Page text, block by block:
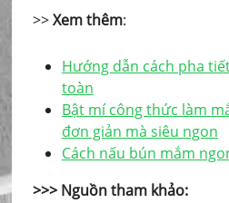
>>Xem thêm:
Hướng dẫn cách pha
toàn
Bật mí công thức làm
đơn giản mà siêu ngon
Cách nấu bún mắm
>>> Nguồn tham khảo: